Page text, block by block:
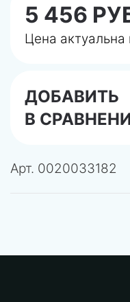
5 456
Цена
ДОБАВИТЬ
В
Арт. 0020033182